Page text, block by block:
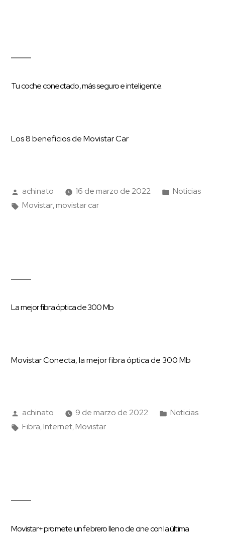
Tu coche conectado, más seguro e inteligente.
Los 8 beneficios de Movistar Car
achinato 16 de marzo de 2022
Noticias
Movistar, movistar car
La mejor fibra óptica de 300 Mb
Movistar Conecta, la mejor fibra óptica de 300 Mb
achinato 9 de marzo de 2022
Noticias
Fibra, Internet, Movistar
Movistar+ promete un febrero lleno de cine con la última